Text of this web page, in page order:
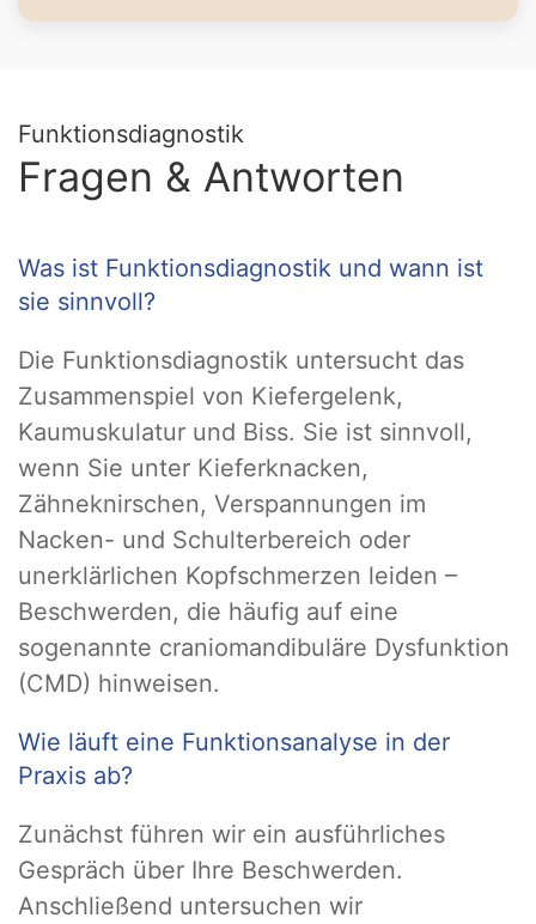
Funktionsdiagnostik
Fragen & Antworten
Was ist Funktionsdiagnostik und wann ist
sie sinnvoll?
Die Funktionsdiagnostik untersucht das
Zusammenspiel von Kiefergelenk,
Kaumuskulatur und Biss. Sie ist sinnvoll,
wenn Sie unter Kieferknacken,
Zähneknirschen, Verspannungen im
Nacken- und Schulterbereich oder
unerklärlichen Kopfschmerzen leiden –
Beschwerden, die häufig auf eine
sogenannte craniomandibuläre Dysfunktion
(CMD) hinweisen.
Wie läuft eine Funktionsanalyse in der
Praxis ab?
Zunächst führen wir ein ausführliches
Gespräch über Ihre Beschwerden.
Anschließend untersuchen wir